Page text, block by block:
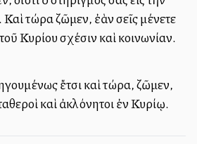
Καὶ τώρα ζῶμεν, ἐὰν σεῖς μένετε
Κυρίου σχέσιν καὶ κοινωνίαν.
ἔτσι καὶ τώρα, ζῶμεν,
καὶ ἀκλόνητοι ἐν Κυρίῳ.